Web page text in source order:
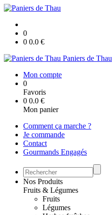
0
0 0.0 €
Paniers de Thau
Mon compte
0
Favoris
0 0.0 €
Mon panier
Comment ça marche ?
Je commande
Contact
Gourmands Engagés
Nos Produits
Fruits & Légumes
Fruits
Légumes